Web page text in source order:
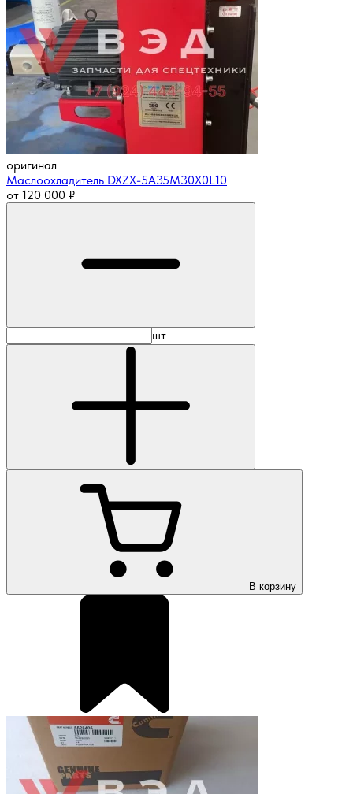
оригинал
Маслоохладитель DXZX-5A35M30X0L10
от 120 000 ₽
шт
В корзину